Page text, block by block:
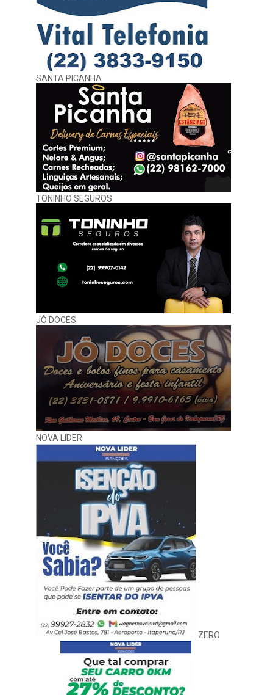
SANTA PICANHA
TONINHO SEGUROS
JÔ DOCES
NOVA LIDER
ZERO